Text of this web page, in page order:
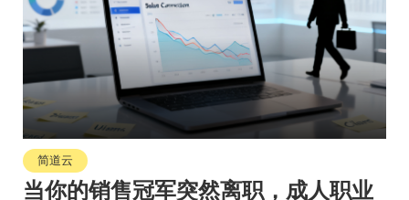
简道云
当你的销售冠军突然离职，成人职业